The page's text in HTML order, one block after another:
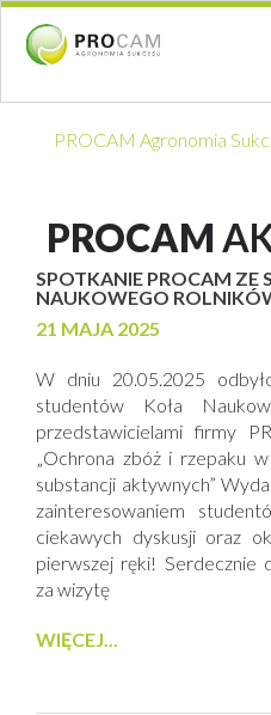
PROCAM Agronomia
PROCAM
SPOTKANIE PROCAM ZE
NAUKOWEGO
21 MAJA 2025
W dniu 20.05.2025
studentów Koła
przedstawicielami firmy
„Ochrona zbóż i rzepaku
substancji aktywnych”
zainteresowaniem
ciekawych dyskusji oraz
pierwszej ręki! Serdecznie
za wizytę
WIĘCEJ...